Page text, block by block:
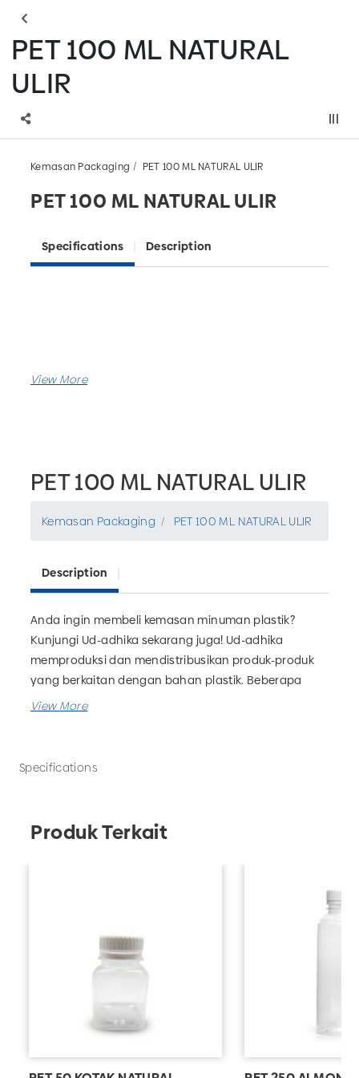
PET 100 ML NATURAL
ULIR
Kemasan Packaging PET 100 ML NATURAL ULIR
PET 100 ML NATURAL ULIR
Specifications Description
PET 100 ML NATURAL ULIR
Kemasan Packaging PET 100 ML NATURAL ULIR
Description
Anda ingin membeli kemasan minuman plastik?
Kunjungi Ud-adhika sekarang juga! Ud-adhika
memproduksi dan mendistribusikan produk-produk
yang berkaitan dengan bahan plastik. Beberapa
kemasan yang dapat Anda temukan diantaranya
kebutuhan bisnis minuman Anda. UD Adhika juga
Specifications
Produk Terkait